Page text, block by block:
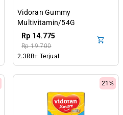
Vidoran Gummy
Multivitamin/54G
Rp 14.775
Rp 19.700
2.3RB+ Terjual
21%